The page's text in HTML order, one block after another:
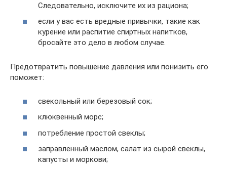
Следовательно, исключите их из рациона;
если у вас есть вредные привычки, такие как
курение или распитие спиртных напитков,
бросайте это дело в любом случае.
Предотвратить повышение давления или понизить его
поможет:
свекольный или березовый сок;
клюквенный морс;
потребление простой свеклы;
заправленный маслом, салат из сырой свеклы,
капусты и моркови;